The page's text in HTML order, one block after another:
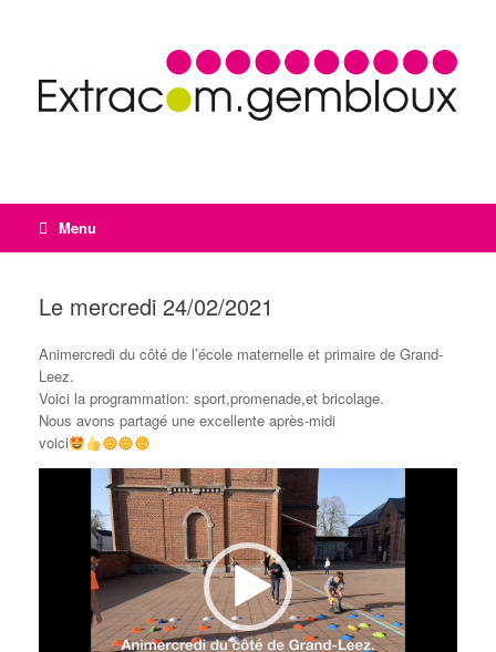
Menu
Le mercredi 24/02/2021
Animercredi du côté de l’école maternelle et primaire de Grand-
Leez.
Voici la programmation: sport,promenade,et bricolage.
Nous avons partagé une excellente après-midi
voici